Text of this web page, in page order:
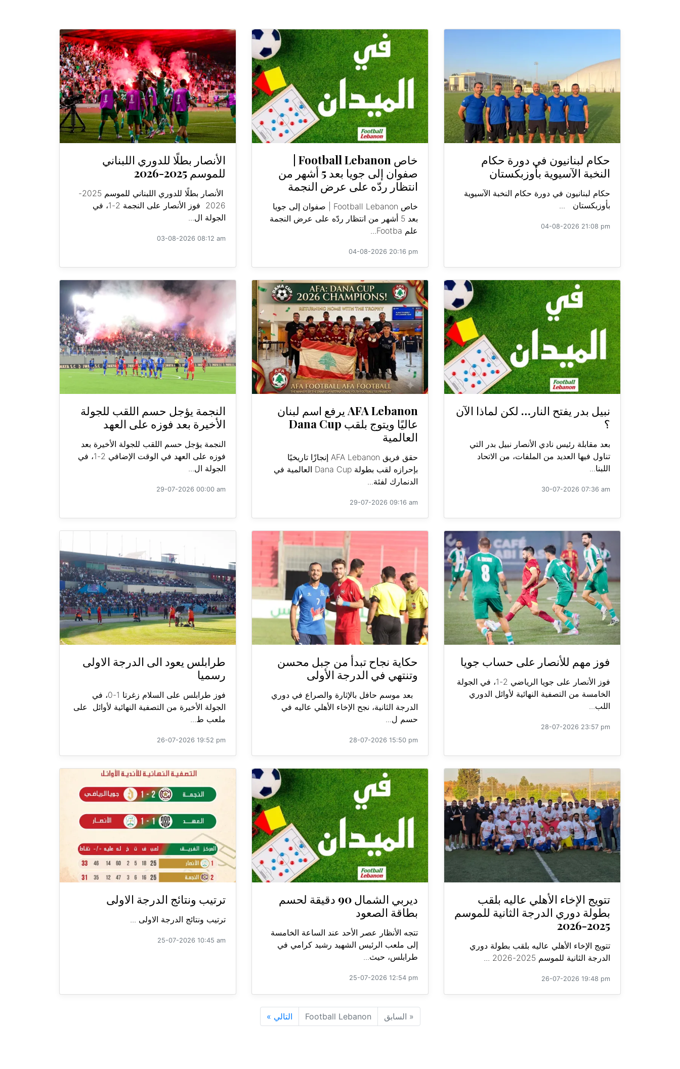
حكام لبنانيون في دورة حكام
النخبة الآسيوية بأوزبكستان
حكام لبنانيون في دورة حكام النخبة الآسيوية
بأوزبكستان ...
04-08-2026 21:08 pm
صفوان إلى جويا بعد 5 أشهر من
انتظار ردّه على عرض النجمة
خاص Football Lebanon | صفوان إلى جويا
بعد 5 أشهر من انتظار ردّه على عرض النجمة
علم Footba...
04-08-2026 20:16 pm
الأنصار بطلًا للدوري اللبناني
للموسم 2025-2026
الأنصار بطلًا للدوري اللبناني للموسم 2025-
2026 فوز الأنصار على النجمة 2-1، في
الجولة ال...
03-08-2026 08:12 am
نبيل بدر يفتح النار… لكن لماذا الآن
؟
بعد مقابلة رئيس نادي الأنصار نبيل بدر التي
تناول فيها العديد من الملفات، من الاتحاد
اللبنا...
30-07-2026 07:36 am
AFA Lebanon يرفع اسم لبنان
عاليًا ويتوج بلقب Dana Cup
العالمية
حقق فريق AFA Lebanon إنجازًا تاريخيًا
بإحرازه لقب بطولة Dana Cup العالمية في
الدنمارك لفئة...
29-07-2026 09:16 am
النجمة يؤجل حسم اللقب للجولة
الأخيرة بعد فوزه على العهد
النجمة يؤجل حسم اللقب للجولة الأخيرة بعد
فوزه على العهد في الوقت الإضافي 2-1، في
الجولة ال...
29-07-2026 00:00 am
فوز مهم للأنصار على حساب جويا
فوز الأنصار على جويا الرياضي 2-1، في الجولة
الخامسة من التصفية النهائية لأوائل الدوري
اللب...
28-07-2026 23:57 pm
حكاية نجاح تبدأ من جبل محسن
وتنتهي في الدرجة الأولى
بعد موسم حافل بالإثارة والصراع في دوري
الدرجة الثانية، نجح الإخاء الأهلي عاليه في
حسم ل...
28-07-2026 15:50 pm
طرابلس يعود الى الدرجة الاولى
رسميا
فوز طرابلس على السلام زغرتا 1-0، في
الجولة الأخيرة من التصفية النهائية لأوائل على
ملعب ط...
26-07-2026 19:52 pm
تتويج الإخاء الأهلي عاليه بلقب
بطولة دوري الدرجة الثانية للموسم
2025-2026
تتويج الإخاء الأهلي عاليه بلقب بطولة دوري
الدرجة الثانية للموسم 2025-2026 ...
26-07-2026 19:48 pm
ديربي الشمال 90 دقيقة لحسم
بطاقة الصعود
تتجه الأنظار عصر الأحد عند الساعة الخامسة
إلى ملعب الرئيس الشهيد رشيد كرامي في
طرابلس، حيث...
25-07-2026 12:54 pm
ترتيب ونتائج الدرجة الاولى
ترتيب ونتائج الدرجة الاولى ...
25-07-2026 10:45 am
« السابق Football Lebanon التالي »